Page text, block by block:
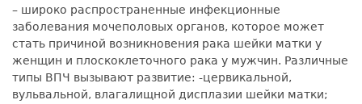
– широко распространенные инфекционные
заболевания мочеполовых органов, которое может
стать причиной возникновения рака шейки матки у
женщин и плоскоклеточного рака у мужчин. Различные
типы ВПЧ вызывают развитие: -цервикальной,
вульвальной, влагалищной дисплазии шейки матки;